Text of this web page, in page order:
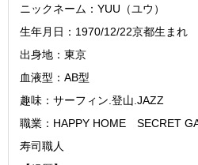
ニックネーム：YUU（ユウ）
生年月日：1970/12/22京都生まれ
出身地：東京
血液型：AB型
趣味：サーフィン.登山.JAZZ
職業：HAPPY HOME SECRET
寿司職人